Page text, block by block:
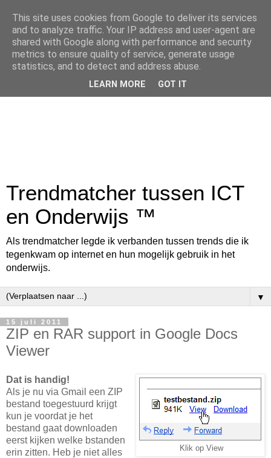
Trendmatcher tussen ICT
en Onderwijs ™
Als trendmatcher legde ik verbanden tussen trends die ik
tegenkwam op internet en hun mogelijk gebruik in het
onderwijs.
▼
15 juli 2011
ZIP en RAR support in Google Docs
Viewer
Klik op View
Dat is handig!
Als je nu via Gmail een ZIP
bestand toegestuurd krijgt
kun je voordat je het
bestand gaat downloaden
eerst kijken welke bstanden
erin zitten. Heb je niet alles
This site uses cookies from Google to deliver its services
and to analyze traffic. Your IP address and user-agent are
shared with Google along with performance and security
metrics to ensure quality of service, generate usage
statistics, and to detect and address abuse.
LEARN MORE GOT IT